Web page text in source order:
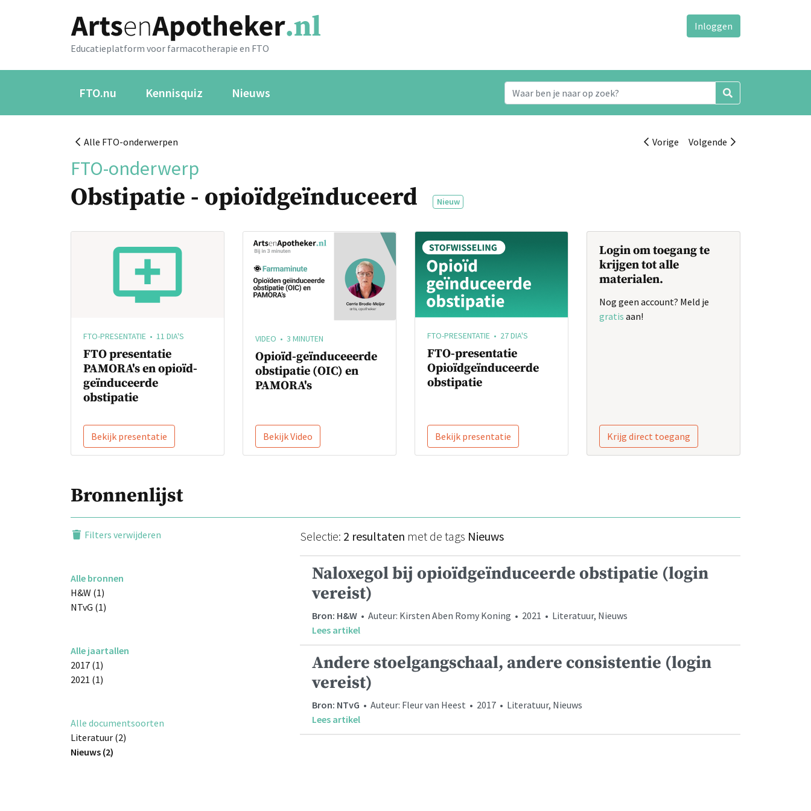
Educatieplatform voor farmacotherapie en FTO
Inloggen
FTO.nu Kennisquiz Nieuws
Alle FTO-onderwerpen Vorige Volgende
FTO-onderwerp
Obstipatie - opioïdgeïnduceerd Nieuw
FTO-PRESENTATIE • 11 DIA'S
FTO presentatie
PAMORA's en opioïd-
geïnduceerde
obstipatie
Bekijk presentatie
VIDEO • 3 MINUTEN
Opioïd-geïnduceeerde
obstipatie (OIC) en
PAMORA's
Bekijk Video
FTO-PRESENTATIE • 27 DIA'S
FTO-presentatie
Opioïdgeïnduceerde
obstipatie
Bekijk presentatie
Login om toegang te
krijgen tot alle
materialen.
Nog geen account? Meld je
gratis aan!
Krijg direct toegang
Bronnenlijst
Filters verwijderen
Alle bronnen
H&W (1)
NTvG (1)
Alle jaartallen
2017 (1)
2021 (1)
Alle documentsoorten
Literatuur (2)
Nieuws (2)
Selectie: 2 resultaten met de tags Nieuws
Naloxegol bij opioïdgeïnduceerde obstipatie (login
vereist)
Bron: H&W • Auteur: Kirsten Aben Romy Koning • 2021 • Literatuur, Nieuws
Lees artikel
Andere stoelgangschaal, andere consistentie (login
vereist)
Bron: NTvG • Auteur: Fleur van Heest • 2017 • Literatuur, Nieuws
Lees artikel